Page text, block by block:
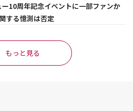
ー10周年記念イベントに一部ファンか
する憶測は否定
もっと見る